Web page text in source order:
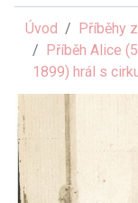
Úvod
Příběhy
Příběh Alice
1899) hrál s